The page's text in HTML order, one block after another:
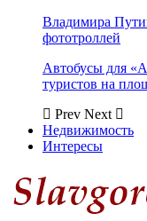
Владимира
фототроллей
Автобусы для
туристов на
Prev Next
Недвижимость
Интересы